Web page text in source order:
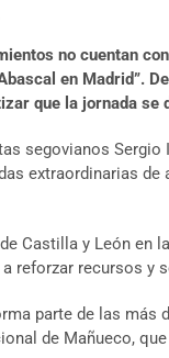
no cuentan
en Madrid”.
que la jornada se
segovianos Sergio
extraordinarias
Castilla y León
reforzar recursos
parte de las más
de Mañueco,